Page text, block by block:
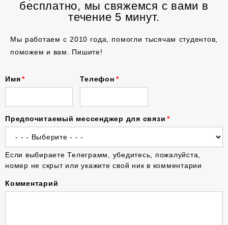
бесплатно, мы свяжемся с вами в
течение 5 минут.
Мы работаем с 2010 года, помогли тысячам студентов,
поможем и вам. Пишите!
Имя Телефон
Предпочитаемый мессенджер для связи
Если выбираете Телеграмм, убедитесь, пожалуйста,
номер не скрыт или укажите свой ник в комментарии
Комментарий